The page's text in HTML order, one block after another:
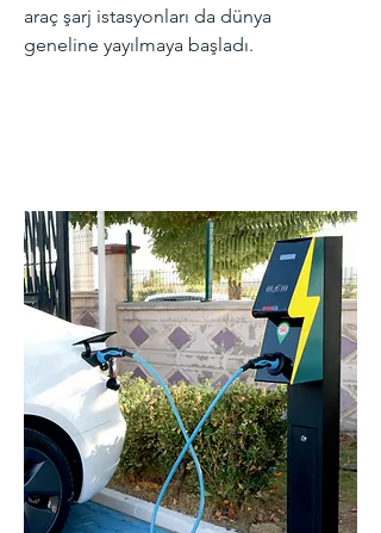
araç şarj istasyonları da dünya
geneline yayılmaya başladı.